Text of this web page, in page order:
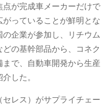
が完成車メーカーだけで
っていることが鮮明とな
企業が参加し、リチウム
の基幹部品から、コネク
で、自動車開発から生産
した。
レス）がサプライチェー